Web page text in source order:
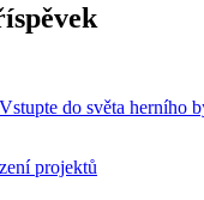
do světa herního
projektů